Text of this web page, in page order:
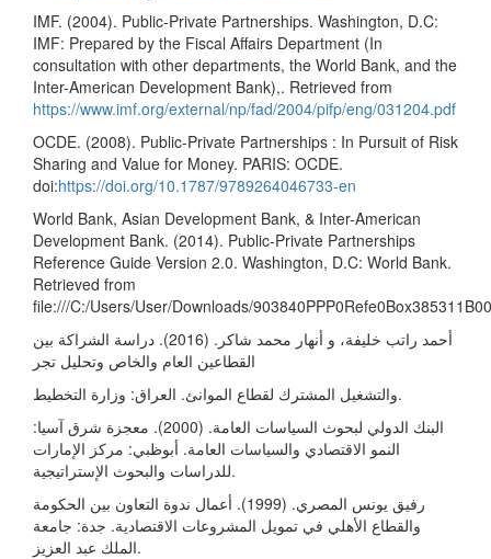
IMF. (2004). Public-Private Partnerships‎. Washington, D.C:
IMF: Prepared by the Fiscal Affairs Department (In
consultation with other departments, ‎the World Bank, and the
Inter-American Development Bank),. Retrieved from
https://www.imf.org/external/np/fad/2004/pifp/eng/031204.pdf
OCDE. (2008). Public-Private Partnerships : In Pursuit of Risk
Sharing and Value for Money. PARIS: OCDE.
doi:https://doi.org/10.1787/9789264046733-en
World Bank, Asian Development Bank, & Inter-American
Development Bank. (2014). Public-Private Partnerships
Reference Guide‎ Version 2.0. Washington, D.C: World Bank.
Retrieved from
file:///C:/Users/User/Downloads/
أحمد راتب خليفة، و أنهار محمد شاكر. (2016). دراسة الشراكة بين
القطاعين العام والخاص وتحليل تجر
والتشغيل المشترك لقطاع الموانئ. العراق: وزارة التخطيط.
البنك الدولي لبحوث السياسات العامة. (2000). معجزة شرق آسيا:
النمو الاقتصادي والسياسات العامة. أبوظبي: مركز الإمارات
للدراسات والبحوث الإستراتيجية.
رفيق يونس المصري. (1999). أعمال ندوة التعاون بين الحكومة
والقطاع الأهلي في تمويل المشروعات الاقتصادية. جدة: جامعة
الملك عبد العزيز.